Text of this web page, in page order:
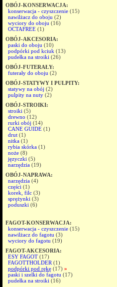
OBÓJ-KONSERWACJA:
konserwacja - czyszczenie (15)
nawilżacz do oboju (2)
wyciory do oboju (16)
OCTAFREE (1)
OBÓJ-AKCESORIA:
paski do oboju (10)
podpórki pod kciuk (13)
pudełka na stroiki (26)
OBÓJ-FUTERAŁY:
futerały do oboju (2)
OBÓJ-STATYWY I PULPITY:
statywy na obój (2)
pulpity na nuty (2)
OBÓJ-STROIKI:
stroiki (5)
drewno (12)
rurki obój (14)
CANE GUIDE (1)
drut (1)
nitka (1)
rybia skórka (1)
noże (8)
języczki (5)
narzędzia (19)
OBÓJ-NAPRAWA:
narzędzia (4)
części (1)
korek, filc (3)
sprężynki (3)
poduszki (6)
FAGOT-KONSERWACJA:
konserwacja - czyszczenie (15)
nawilżacz do fagotu (3)
wyciory do fagotu (19)
FAGOT-AKCESORIA:
ESY FAGOT (17)
FAGOTTHOLDER (1)
podpórki pod rękę (17) »
paski i szelki do fagotu (17)
pudełka na stroiki (16)